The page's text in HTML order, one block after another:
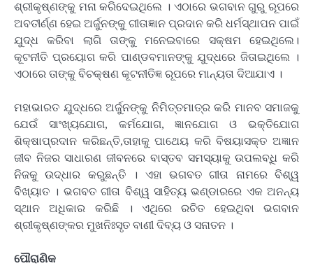
ଶ୍ରୀକୃଷ୍ଣଙ୍କୁ ମନା କରିଦେଇଥିଲେ । ଏଠାରେ ଭଗବାନ ଗୁରୁ ରୂପରେ
ଅବତୀର୍ଣ୍ଣ ହେଇ ଅର୍ଜୁନଙ୍କୁ ଗୀତାଜ୍ଞାନ ପ୍ରଦାନ କରି ଧର୍ମସ୍ଥାପନ ପାଇଁ
ଯୁଦ୍ଧ କରିବା ଲାଗି ତାଙ୍କୁ ମନେଇବାରେ ସକ୍ଷମ ହେଇଥିଲେ।
କୂଟନୀତି ପ୍ରୟୋଗ କରି ପାଣ୍ଡବମାନଙ୍କୁ ଯୁଦ୍ଧରେ ଜିତାଇଥିଲେ ।
ଏଠାରେ ତାଙ୍କୁ ବିଚକ୍ଷଣ କୂଟନୀତିଜ୍ଞ ରୂପରେ ମାନ୍ୟତା ଦିଆଯାଏ ।
ମହାଭାରତ ଯୁଦ୍ଧରେ ଅର୍ଜୁନଙ୍କୁ ନିମିତ୍ତମାତ୍ର କରି ମାନବ ସମାଜକୁ
ଯେଉଁ ସାଂଖ୍ୟଯୋଗ, କର୍ମଯୋଗ, ଜ୍ଞାନଯୋଗ ଓ ଭକ୍ତିଯୋଗ
ଶିକ୍ଷାପ୍ରଦାନ କରିଛନ୍ତି,ତାହାକୁ ପାଥେୟ କରି ବିଷୟାସକ୍ତ ଅଜ୍ଞାନ
ଜୀବ ନିଜର ସାଧାରଣ ଜୀବନରେ ବାସ୍ତବ ସମସ୍ୟାକୁ ଉପଲବ୍ଧି କରି
ନିଜକୁ ଉଦ୍ଧାର କରୁଛନ୍ତି । ଏହା ଭଗବତ ଗୀତା ନାମରେ ବିଶ୍ୱ
ବିଖ୍ୟାତ । ଭଗବତ ଗୀତା ବିଶ୍ୱ ସାହିତ୍ୟ ଭଣ୍ଡାରରେ ଏକ ଅନନ୍ୟ
ସ୍ଥାନ ଅଧିକାର କରିଛି । ଏଥିରେ ରଚିତ ହେଇଥିବା ଭଗବାନ
ଶ୍ରୀକୃଷ୍ଣଙ୍କର ମୁଖନିଃସୃତ ବାଣୀ ଦିବ୍ୟ ଓ ସନାତନ ।
ପୌରାଣିକ